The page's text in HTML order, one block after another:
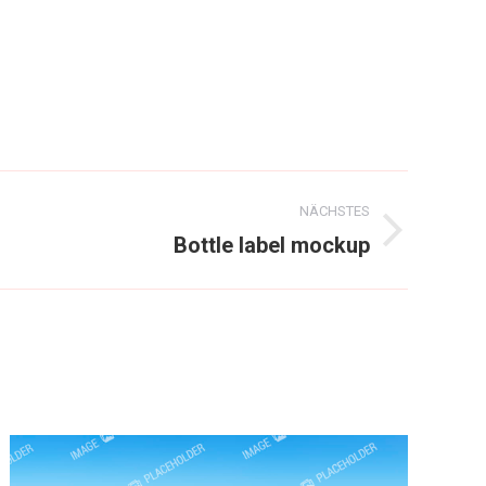
NÄCHSTES
Bottle label mockup